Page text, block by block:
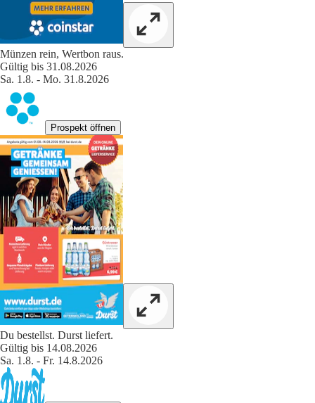
Münzen rein, Wertbon raus.
Gültig bis 31.08.2026
Sa. 1.8. - Mo. 31.8.2026
Prospekt öffnen
Du bestellst. Durst liefert.
Gültig bis 14.08.2026
Sa. 1.8. - Fr. 14.8.2026